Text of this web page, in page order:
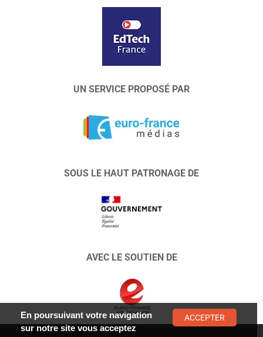
UN SERVICE PROPOSÉ PAR
SOUS LE HAUT PATRONAGE DE
AVEC LE SOUTIEN DE
En poursuivant votre navigation
sur notre site vous acceptez
ACCEPTER